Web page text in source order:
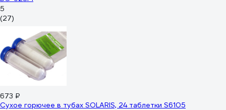
5
(27)
673 ₽
Сухое горючее в тубах SOLARIS, 24 таблетки S6105